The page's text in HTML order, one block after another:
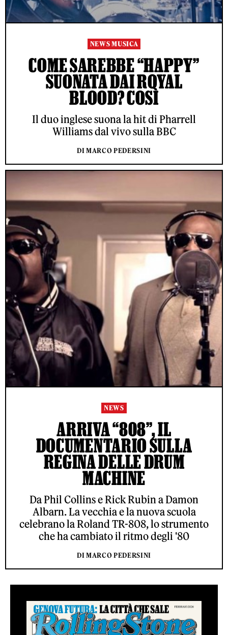
NEWS MUSICA
COME SAREBBE “HAPPY”
SUONATA DAI ROYAL
BLOOD? COSÌ
Il duo inglese suona la hit di Pharrell
Williams dal vivo sulla BBC
DI MARCO PEDERSINI
NEWS
ARRIVA “808”, IL
DOCUMENTARIO SULLA
REGINA DELLE DRUM
MACHINE
Da Phil Collins e Rick Rubin a Damon
Albarn. La vecchia e la nuova scuola
celebrano la Roland TR-808, lo strumento
che ha cambiato il ritmo degli '80
DI MARCO PEDERSINI